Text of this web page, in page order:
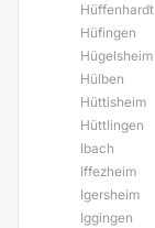
Hüffenhardt
Hüfingen
Hügelsheim
Hülben
Hüttisheim
Hüttlingen
Ibach
Iffezheim
Igersheim
Iggingen